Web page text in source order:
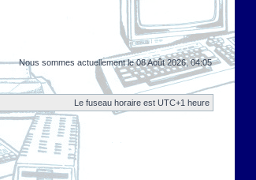
Nous sommes actuellement le 08 Août 2026, 04:05
Le fuseau horaire est UTC+1 heure